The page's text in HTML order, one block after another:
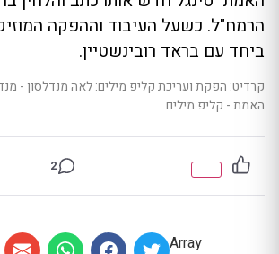
הרמח"ל. כשעל העיבוד וההפקה
ביחד עם בראד רובינשטיין.
קרדיט: הפקת ועריכת קליפ מילים: לאה מנדלסון -
האמת - קליפ מילים
2
Array